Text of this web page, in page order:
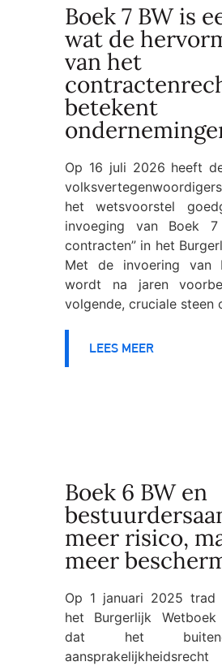
Boek 7 BW is
wat de
van het
betekent
Op 16 juli 2026 heeft
het wetsvoorstel
invoeging van Boek 7
contracten” in het
Met de invoering van
wordt na jaren
volgende, cruciale steen
LEES MEER
Boek 6 BW en
meer risico,
meer
Op 1 januari 2025 trad
het Burgerlijk
dat het